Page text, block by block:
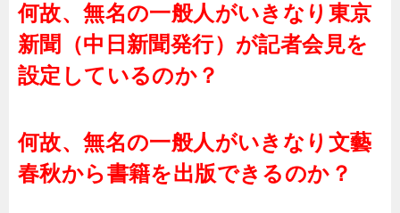
何故、無名の一般人がいきなり東京
新聞（中日新聞発行）が記者会見を
設定しているのか？
何故、無名の一般人がいきなり文藝
春秋から書籍を出版できるのか？